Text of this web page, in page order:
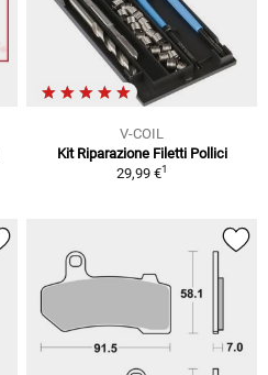
V-COIL
Kit Riparazione Filetti Pollici
29,99 €1